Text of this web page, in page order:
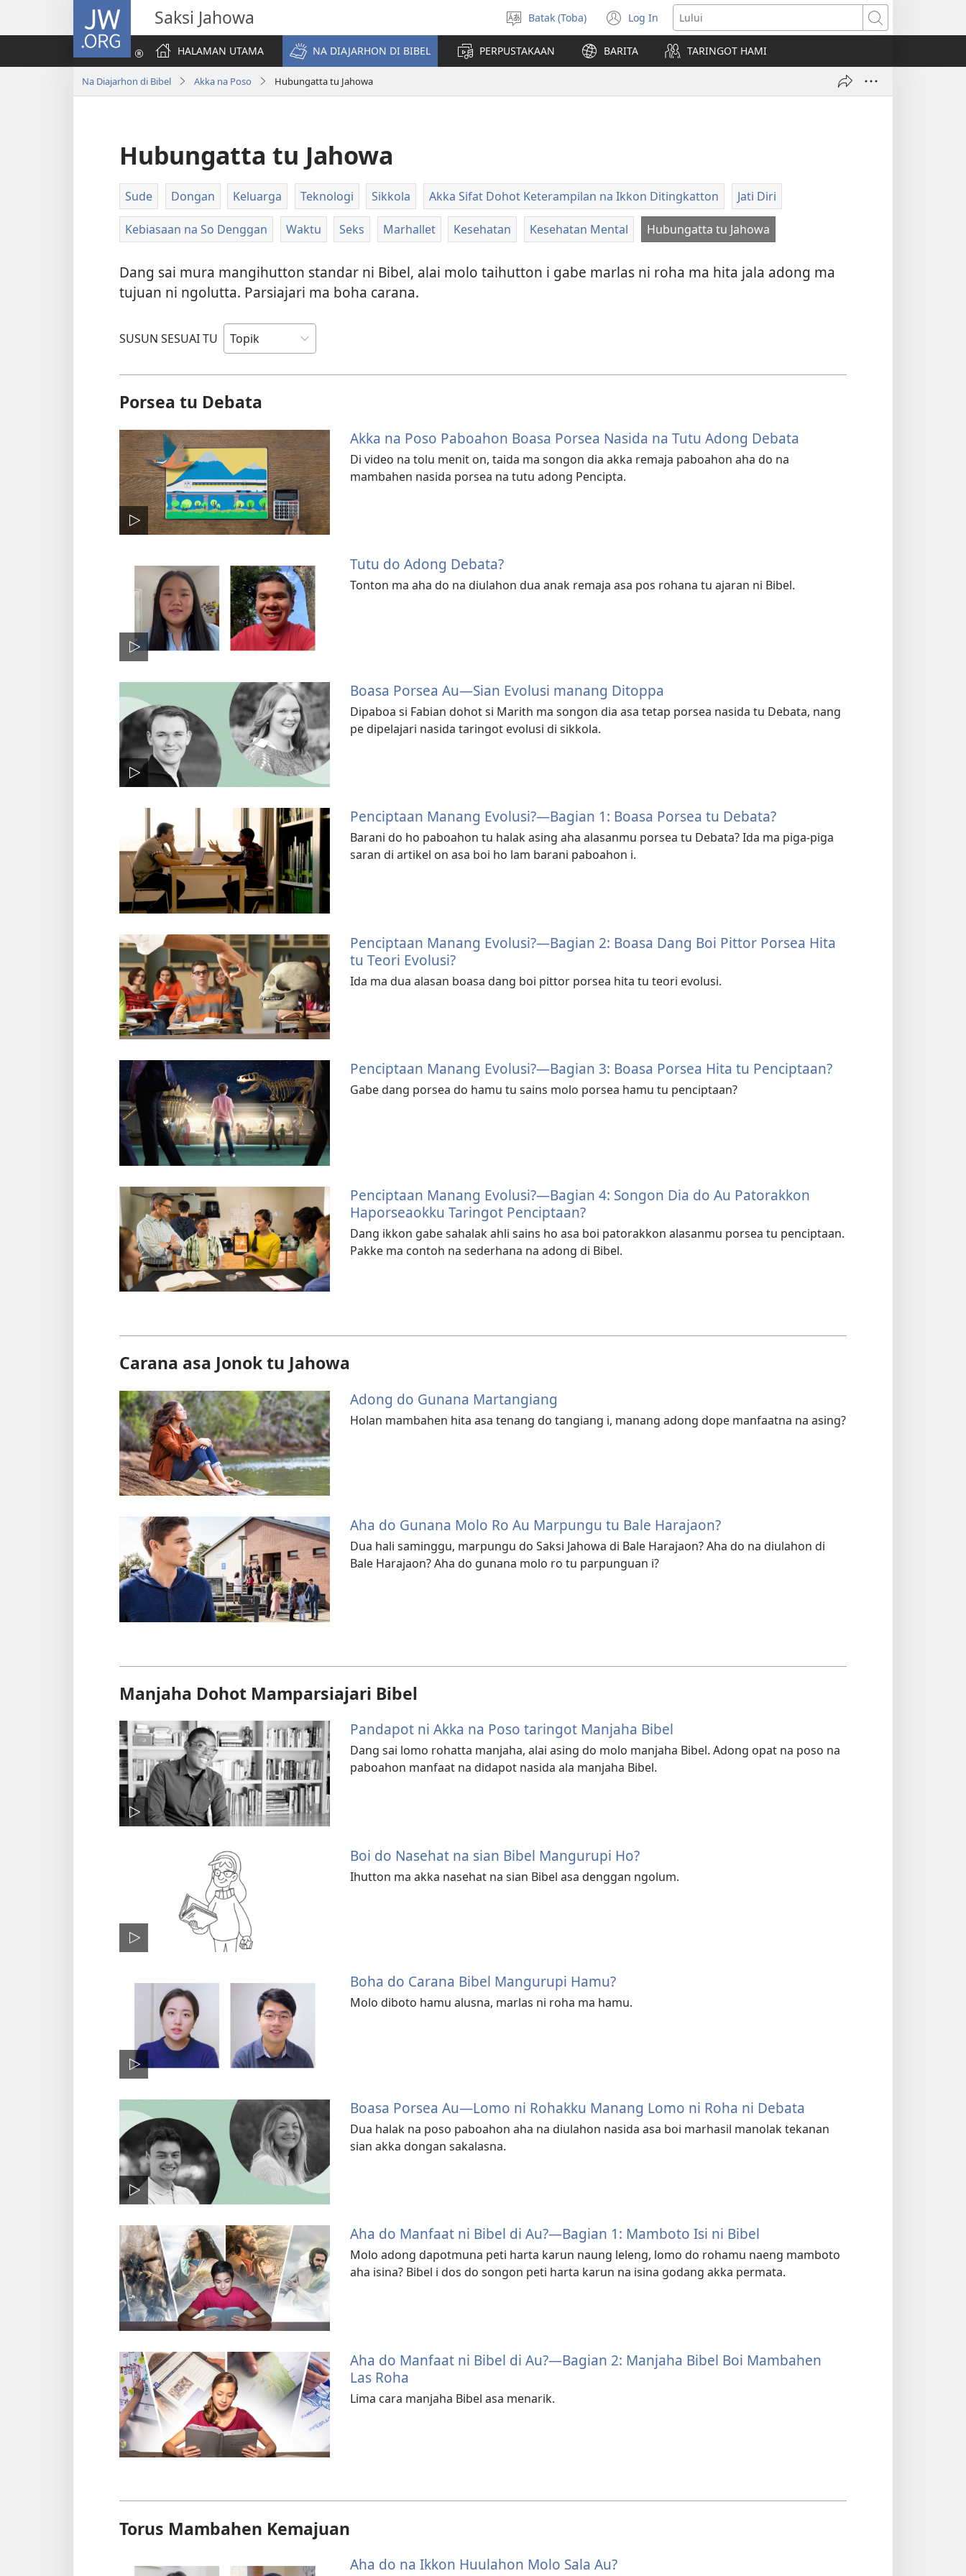
JW.ORG Saksi Jahowa
Pillit
Hata
Batak (Toba) Log In
(opens
new
window)
Lului
HALAMAN UTAMA
NA DIAJARHON DI BIBEL PERPUSTAKAAN BARITA TARINGOT HAMI
Na Diajarhon di Bibel Akka na Poso Hubungatta tu Jahowa
Hubungatta tu Jahowa
Sude Dongan Keluarga Teknologi Sikkola Akka Sifat Dohot Keterampilan na Ikkon Ditingkatton Jati Diri
Kebiasaan na So Denggan Waktu Seks Marhallet Kesehatan Kesehatan Mental Hubungatta tu Jahowa
Dang sai mura mangihutton standar ni Bibel, alai molo taihutton i gabe marlas ni roha ma hita jala adong ma
tujuan ni ngolutta. Parsiajari ma boha carana.
SUSUN SESUAI TU
Porsea tu Debata
Akka na Poso Paboahon Boasa Porsea Nasida na Tutu Adong Debata
Di video na tolu menit on, taida ma songon dia akka remaja paboahon aha do na
mambahen nasida porsea na tutu adong Pencipta.
Tutu do Adong Debata?
Tonton ma aha do na diulahon dua anak remaja asa pos rohana tu ajaran ni Bibel.
Boasa Porsea Au—Sian Evolusi manang Ditoppa
Dipaboa si Fabian dohot si Marith ma songon dia asa tetap porsea nasida tu Debata, nang
pe dipelajari nasida taringot evolusi di sikkola.
Penciptaan Manang Evolusi?​—Bagian 1: Boasa Porsea tu Debata?
Barani do ho paboahon tu halak asing aha alasanmu porsea tu Debata? Ida ma piga-piga
saran di artikel on asa boi ho lam barani paboahon i.
Penciptaan Manang Evolusi?​—Bagian 2: Boasa Dang Boi Pittor Porsea Hita
tu Teori Evolusi?
Ida ma dua alasan boasa dang boi pittor porsea hita tu teori evolusi.
Penciptaan Manang Evolusi?​—Bagian 3: Boasa Porsea Hita tu Penciptaan?
Gabe dang porsea do hamu tu sains molo porsea hamu tu penciptaan?
Penciptaan Manang Evolusi?​—Bagian 4: Songon Dia do Au Patorakkon
Haporseaokku Taringot Penciptaan?
Dang ikkon gabe sahalak ahli sains ho asa boi patorakkon alasanmu porsea tu penciptaan.
Pakke ma contoh na sederhana na adong di Bibel.
Carana asa Jonok tu Jahowa
Adong do Gunana Martangiang
Holan mambahen hita asa tenang do tangiang i, manang adong dope manfaatna na asing?
Aha do Gunana Molo Ro Au Marpungu tu Bale Harajaon?
Dua hali saminggu, marpungu do Saksi Jahowa di Bale Harajaon? Aha do na diulahon di
Bale Harajaon? Aha do gunana molo ro tu parpunguan i?
Manjaha Dohot Mamparsiajari Bibel
Pandapot ni Akka na Poso taringot Manjaha Bibel
Dang sai lomo rohatta manjaha, alai asing do molo manjaha Bibel. Adong opat na poso na
paboahon manfaat na didapot nasida ala manjaha Bibel.
Boi do Nasehat na sian Bibel Mangurupi Ho?
Ihutton ma akka nasehat na sian Bibel asa denggan ngolum.
Boha do Carana Bibel Mangurupi Hamu?
Molo diboto hamu alusna, marlas ni roha ma hamu.
Boasa Porsea Au—Lomo ni Rohakku Manang Lomo ni Roha ni Debata
Dua halak na poso paboahon aha na diulahon nasida asa boi marhasil manolak tekanan
sian akka dongan sakalasna.
Aha do Manfaat ni Bibel di Au?​—Bagian 1: Mamboto Isi ni Bibel
Molo adong dapotmuna peti harta karun naung leleng, lomo do rohamu naeng mamboto
aha isina? Bibel i dos do songon peti harta karun na isina godang akka permata.
Aha do Manfaat ni Bibel di Au?​—Bagian 2: Manjaha Bibel Boi Mambahen
Las Roha
Lima cara manjaha Bibel asa menarik.
Torus Mambahen Kemajuan
Aha do na Ikkon Huulahon Molo Sala Au?